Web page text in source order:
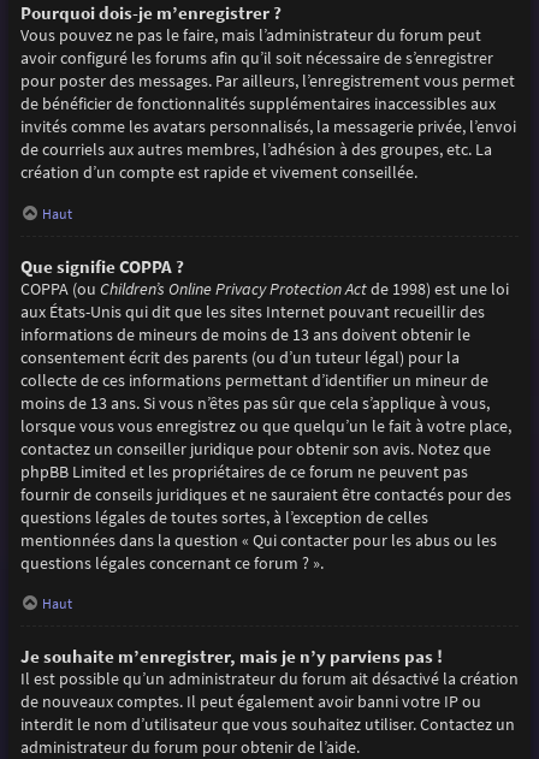
Pourquoi dois-je m’enregistrer ?
Vous pouvez ne pas le faire, mais l’administrateur du forum peut
avoir configuré les forums afin qu’il soit nécessaire de s’enregistrer
pour poster des messages. Par ailleurs, l’enregistrement vous permet
de bénéficier de fonctionnalités supplémentaires inaccessibles aux
invités comme les avatars personnalisés, la messagerie privée, l’envoi
de courriels aux autres membres, l’adhésion à des groupes, etc. La
création d’un compte est rapide et vivement conseillée.
Haut
Que signifie COPPA ?
COPPA (ou Children’s Online Privacy Protection Actde 1998) est une loi
aux États-Unis qui dit que les sites Internet pouvant recueillir des
informations de mineurs de moins de 13 ans doivent obtenir le
consentement écrit des parents (ou d’un tuteur légal) pour la
collecte de ces informations permettant d’identifier un mineur de
moins de 13 ans. Si vous n’êtes pas sûr que cela s’applique à vous,
lorsque vous vous enregistrez ou que quelqu’un le fait à votre place,
contactez un conseiller juridique pour obtenir son avis. Notez que
phpBB Limited et les propriétaires de ce forum ne peuvent pas
fournir de conseils juridiques et ne sauraient être contactés pour des
questions légales de toutes sortes, à l’exception de celles
mentionnées dans la question « Qui contacter pour les abus ou les
questions légales concernant ce forum ? ».
Haut
Je souhaite m’enregistrer, mais je n’y parviens pas !
Il est possible qu’un administrateur du forum ait désactivé la création
de nouveaux comptes. Il peut également avoir banni votre IP ou
interdit le nom d’utilisateur que vous souhaitez utiliser. Contactez un
administrateur du forum pour obtenir de l’aide.